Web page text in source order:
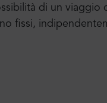
di un viaggio
fissi,